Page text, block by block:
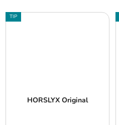
TIP
HORSLYX Original